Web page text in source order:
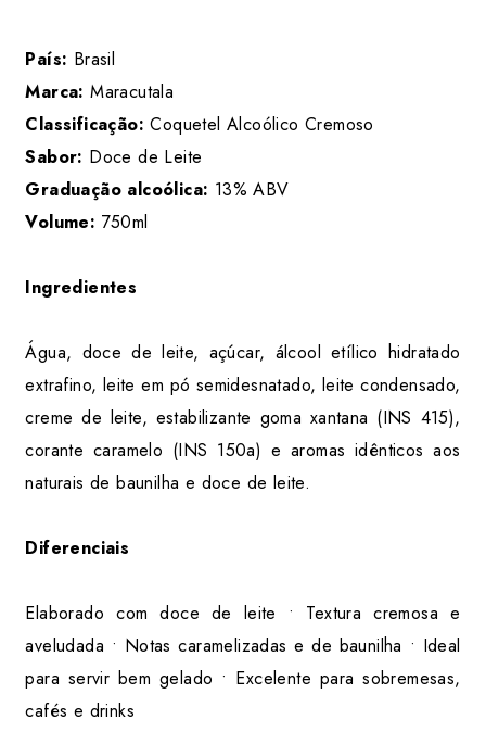
País: Brasil
Marca: Maracutala
Classificação: Coquetel Alcoólico Cremoso
Sabor: Doce de Leite
Graduação alcoólica: 13% ABV
Volume: 750ml
Ingredientes
Água, doce de leite, açúcar, álcool etílico hidratado
extrafino, leite em pó semidesnatado, leite condensado,
creme de leite, estabilizante goma xantana (INS 415),
corante caramelo (INS 150a) e aromas idênticos aos
naturais de baunilha e doce de leite.
Diferenciais
Elaborado com doce de leite • Textura cremosa e
aveludada • Notas caramelizadas e de baunilha • Ideal
para servir bem gelado • Excelente para sobremesas,
cafés e drinks